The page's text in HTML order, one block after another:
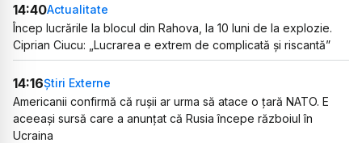
14:40Actualitate
Încep lucrările la blocul din Rahova, la 10 luni de la explozie.
Ciprian Ciucu: „Lucrarea e extrem de complicată și riscantă”
14:16Știri Externe
Americanii confirmă că rușii ar urma să atace o țară NATO. E
aceeași sursă care a anunțat că Rusia începe războiul în
Ucraina